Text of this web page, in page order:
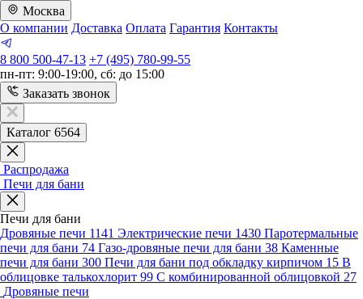
Москва
О компании Доставка Оплата Гарантия Контакты
8 800 500-47-13 +7 (495) 780-99-55
пн-пт: 9:00-19:00, сб: до 15:00
Заказать звонок
Каталог 6564
Распродажа
Печи для бани
Печи для бани
Дровяные печи 1141 Электрические печи 1430 Паротермальные
печи для бани 74 Газо-дровяные печи для бани 38 Каменные
печи для бани 300 Печи для бани под обкладку кирпичом 15 В
облицовке талькохлорит 99 С комбинированной облицовкой 27
Дровяные печи